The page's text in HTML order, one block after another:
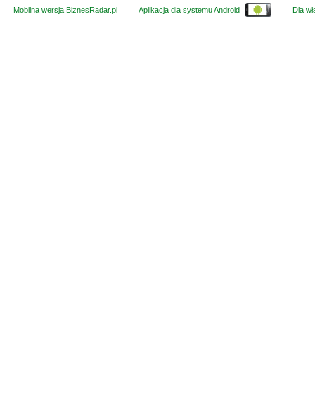
Mobilna wersja BiznesRadar.pl
Aplikacja dla systemu Android Dla